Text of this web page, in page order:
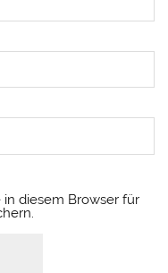
diesem Browser für